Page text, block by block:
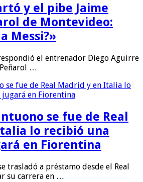
y el pibe Jaime
de Montevideo:
Messi?»
el entrenador Diego Aguirre
…
se fue de Real
lo recibió una
en Fiorentina
trasladó a préstamo desde el Real
su carrera en …